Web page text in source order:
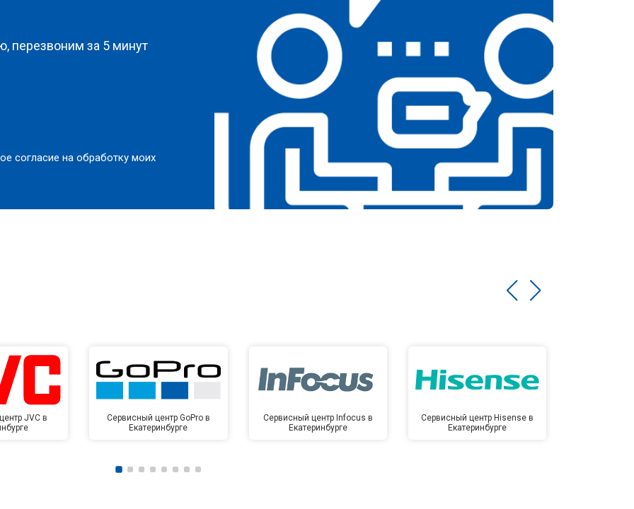
от 3900 ₽ Заказать
Заказать
перезвоним за 5 минут
согласие на обработку моих
JVC в
Сервисный центр GoPro в
Екатеринбурге
Сервисный центр Infocus в
Екатеринбурге
Сервисный центр Hisense в
Екатеринбурге